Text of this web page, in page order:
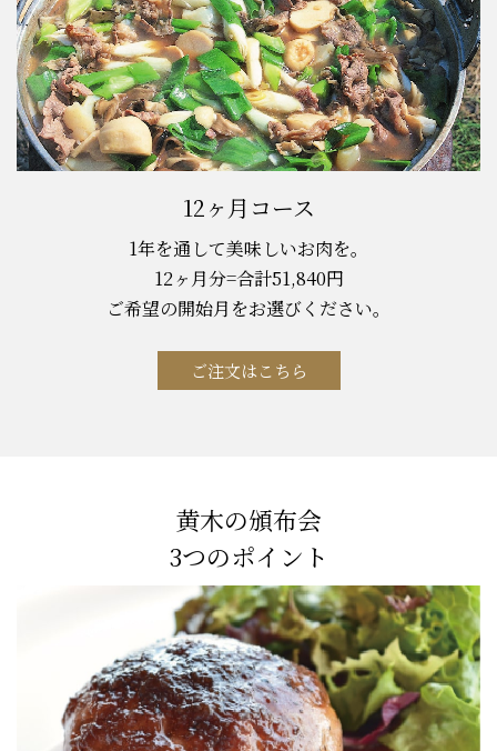
12ヶ月コース
1年を通して美味しいお肉を。
12ヶ月分=合計51,840円
ご希望の開始月をお選びください。
ご注文はこちら
黄木の頒布会
3つのポイント